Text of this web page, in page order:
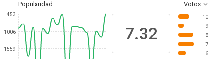
Popularidad Votos
453
1006
1559
7.32
10
9
8
7
6